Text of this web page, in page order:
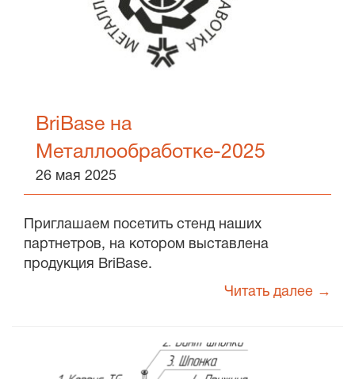
BriBase на
Металлообработке-2025
26 мая 2025
Приглашаем посетить стенд наших
партнетров, на котором выставлена
продукция BriBase.
Читать далее →